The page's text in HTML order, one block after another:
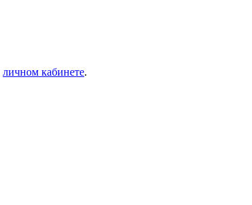
личном кабинете.